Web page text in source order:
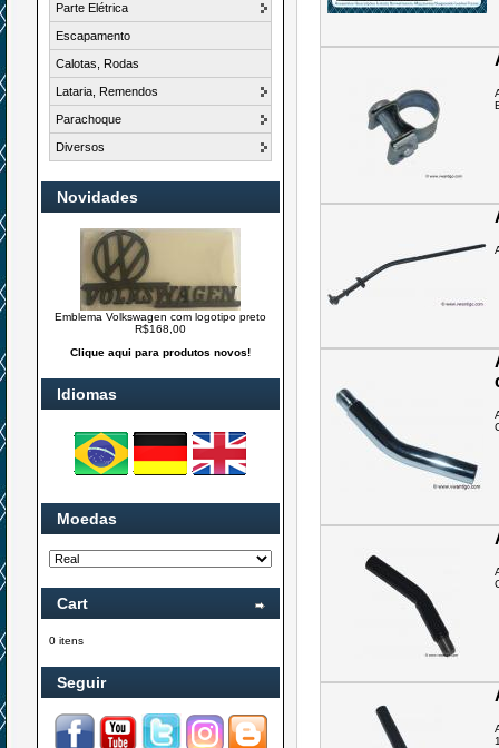
Parte Elétrica
Escapamento
Calotas, Rodas
Lataria, Remendos
Parachoque
Diversos
Novidades
Emblema Volkswagen com logotipo preto
R$168,00
Clique aqui para produtos novos!
Idiomas
Moedas
Cart
0 itens
Seguir